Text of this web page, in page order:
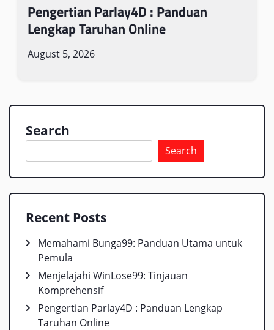
Pengertian Parlay4D : Panduan
Lengkap Taruhan Online
August 5, 2026
Search
Search
Recent Posts
Memahami Bunga99: Panduan Utama untuk
Pemula
Menjelajahi WinLose99: Tinjauan
Komprehensif
Pengertian Parlay4D : Panduan Lengkap
Taruhan Online